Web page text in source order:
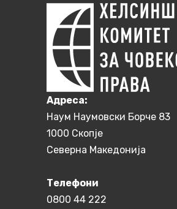
Aдреса:
Наум Наумовски Борче 83
1000 Скопје
Северна Македонија
Телефони
0800 44 222